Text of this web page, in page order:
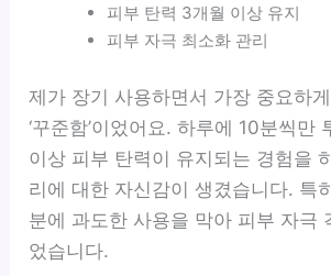
피부 탄력 3개월 이상 유지
피부 자극 최소화 관리
제가 장기 사용하면서 가장 중요하
‘꾸준함’이었어요. 하루에 10분씩만
이상 피부 탄력이 유지되는 경험을
리에 대한 자신감이 생겼습니다. 특
분에 과도한 사용을 막아 피부 자극
었습니다.